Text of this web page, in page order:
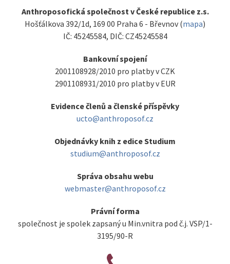
Anthroposofická společnost v České republice z.s.
Hošťálkova 392/1d, 169 00 Praha 6 - Břevnov (mapa)
IČ: 45245584, DIČ: CZ45245584
Bankovní spojení
2001108928/2010 pro platby v CZK
2901108931/2010 pro platby v EUR
Evidence členů a členské příspěvky
ucto@anthroposof.cz
Objednávky knih z edice Studium
studium@anthroposof.cz
Správa obsahu webu
webmaster@anthroposof.cz
Právní forma
společnost je spolek zapsaný u Min.vnitra pod č.j. VSP/1-
3195/90-R